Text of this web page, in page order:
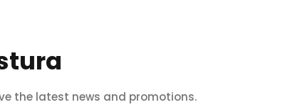
the latest news and promotions.